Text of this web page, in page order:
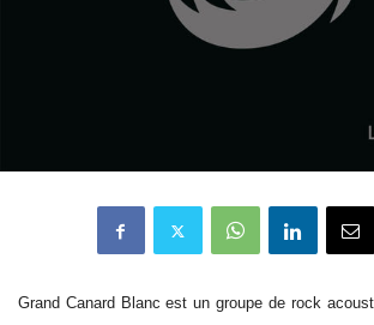
Grand Canard Blanc est un groupe de rock